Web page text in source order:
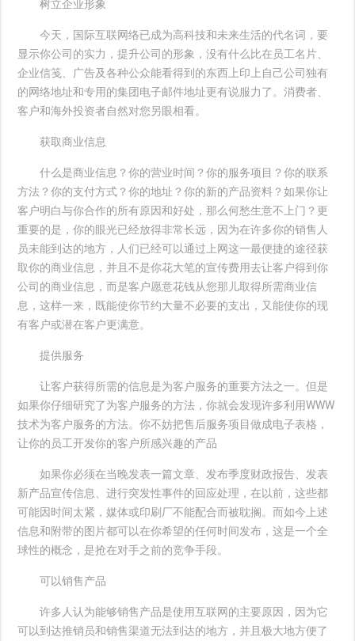
树立企业形象
今天，国际互联网络已成为高科技和未来生活的代名词，要
显示你公司的实力，提升公司的形象，没有什么比在员工名片、
企业信笺、广告及各种公众能看得到的东西上印上自己公司独有
的网络地址和专用的集团电子邮件地址更有说服力了。消费者、
客户和海外投资者自然对您另眼相看。
获取商业信息
什么是商业信息？你的营业时间？你的服务项目？你的联系
方法？你的支付方式？你的地址？你的新的产品资料？如果你让
客户明白与你合作的所有原因和好处，那么何愁生意不上门？更
重要的是，你的眼光已经放得非常长远，因为在许多你的销售人
员未能到达的地方，人们已经可以通过上网这一最便捷的途径获
取你的商业信息，并且不是你花大笔的宣传费用去让客户得到你
公司的商业信息，而是客户愿意花钱从您那儿取得所需商业信
息，这样一来，既能使你节约大量不必要的支出，又能使你的现
有客户或潜在客户更满意。
提供服务
让客户获得所需的信息是为客户服务的重要方法之一。但是
如果你仔细研究了为客户服务的方法，你就会发现许多利用WWW
技术为客户服务的方法。你不妨把售后服务项目做成电子表格，
让你的员工开发你的客户所感兴趣的产品
如果你必须在当晚发表一篇文章、发布季度财政报告、发表
新产品宣传信息、进行突发性事件的回应处理，在以前，这些都
可能因时间太紧，媒体或印刷厂不能配合而被耽搁。而如今上述
信息和附带的图片都可以在你希望的任何时间发布，这是一个全
球性的概念，是抢在对手之前的竞争手段。
可以销售产品
许多人认为能够销售产品是使用互联网的主要原因，因为它
可以到达推销员和销售渠道无法到达的地方，并且极大地方便了